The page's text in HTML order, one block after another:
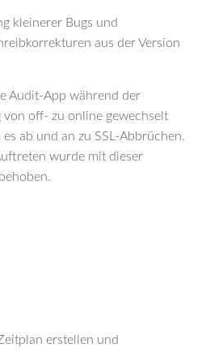
kleinerer Bugs und
aus der Version
Audit-App während der
von off- zu online gewechselt
es ab und an zu SSL-Abbrüchen.
wurde mit dieser
erstellen und